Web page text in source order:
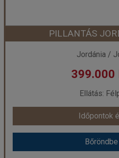
PILLANTÁS
Jordánia /
399.000
Ellátás:
Időpontok
Bőröndbe